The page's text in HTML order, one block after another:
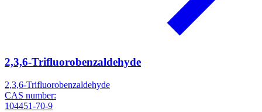
2,3,6-Trifluorobenzaldehyde
2,3,6-Trifluorobenzaldehyde
CAS number:
104451-70-9